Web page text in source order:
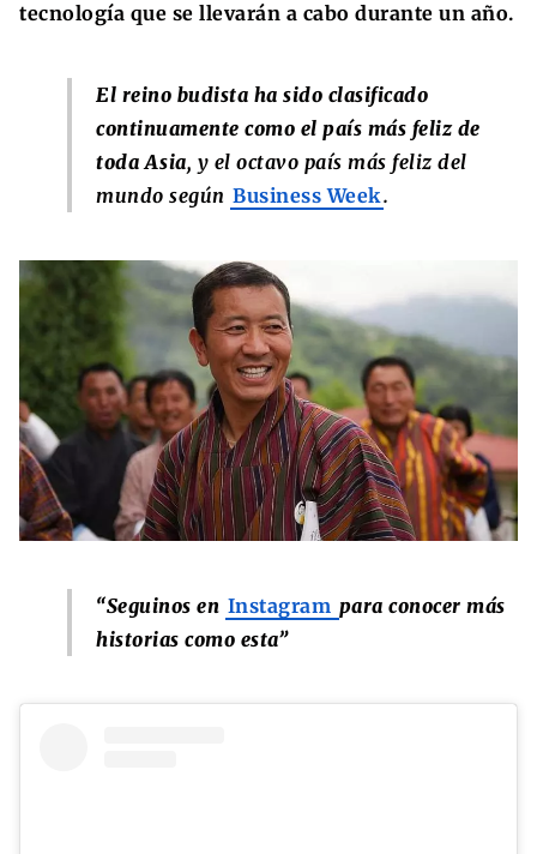
tecnología que se llevarán a cabo durante un año.
El reino budista ha sido clasificado
continuamente como el país más feliz de
toda Asia, y el octavo país más feliz del
mundo según Business Week.
“Seguinos en Instagram para conocer más
historias como esta”